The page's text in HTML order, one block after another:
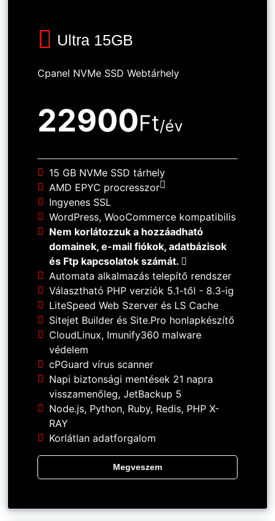
Ultra 15GB
Cpanel NVMe SSD Webtárhely
22900Ft/év
15 GB NVMe SSD tárhely
AMD EPYC procresszor
Ingyenes SSL
WordPress, WooCommerce kompatibilis
Nem korlátozzuk a hozzáadható
domainek, e-mail fiókok, adatbázisok
és Ftp kapcsolatok számát.
Automata alkalmazás telepítő rendszer
Választható PHP verziók 5.1-től - 8.3-ig
LiteSpeed Web Szerver és LS Cache
Sitejet Builder és Site.Pro honlapkészítő
CloudLinux, Imunify360 malware
védelem
cPGuard vírus scanner
Napi biztonsági mentések 21 napra
visszamenőleg, JetBackup 5
Node.js, Python, Ruby, Redis, PHP X-
RAY
Korlátlan adatforgalom
Megveszem